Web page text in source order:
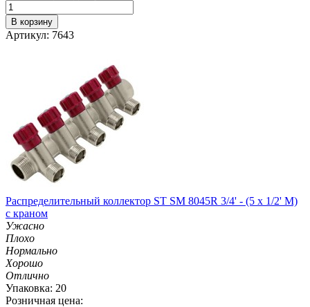
В корзину
Артикул: 7643
Распределительный коллектор ST SM 8045R 3/4' - (5 x 1/2' M)
с краном
Ужасно
Плохо
Нормально
Хорошо
Отлично
Упаковка: 20
Розничная цена: